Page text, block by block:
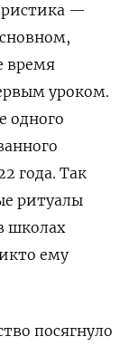
—
время
уроком.
одного
года. Так
ритуалы
школах
ему
посягнуло